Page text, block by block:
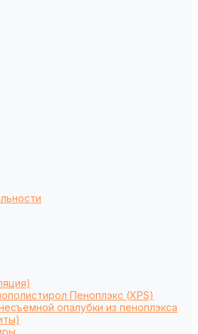
Пеноплэкс (XPS)
опалубки из пеноплэкса